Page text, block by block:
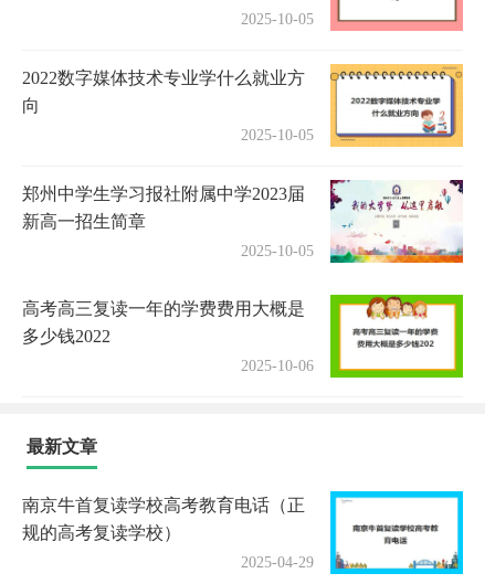
2025-10-05
2022数字媒体技术专业学什么就业方
向
2025-10-05
郑州中学生学习报社附属中学2023届
新高一招生简章
2025-10-05
高考高三复读一年的学费费用大概是
多少钱2022
2025-10-06
最新文章
南京牛首复读学校高考教育电话（正
规的高考复读学校）
2025-04-29